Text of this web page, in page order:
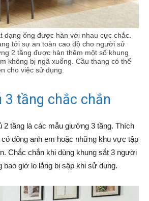
dạng ống được hàn với nhau cực chắc.
tới sự an toàn cao độ cho người sử
2 tầng được hàn thêm một số khung
không bị ngã xuống. Cầu thang có thể
cho việc sử dụng.
3 tầng chắc chắn
2 tầng là các mẫu giường 3 tầng. Thích
đông anh em hoặc những khu vực tập
Chắc chắn khi dùng khung sắt 3 người
bao giờ lo lắng bị sập khi sử dụng.